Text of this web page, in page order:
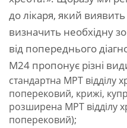
до лікаря, який
визначить необхідну
від попереднього
М24 пропонує різні
стандартна МРТ відділу
поперековий, крижі,
розширена МРТ відділу
поперековий);